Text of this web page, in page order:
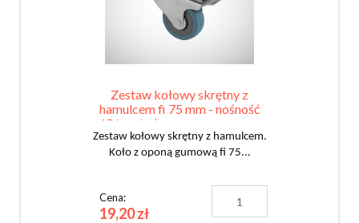
Zestaw kołowy skrętny z
hamulcem fi 75 mm - nośność
45 kg - koło z oponą gumową
Zestaw kołowy skrętny z hamulcem.
Koło z oponą gumową fi 75...
Cena:
19,20 zł